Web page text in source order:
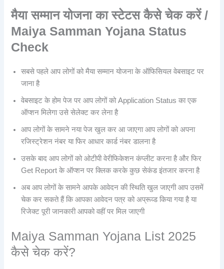
मैया सम्मान योजना का स्टेटस कैसे चेक करें /
Maiya Samman Yojana Status
Check
सबसे पहले आप लोगों को मैया सम्मान योजना के ऑफिसियल वेबसाइट पर
जाना है
वेबसाइट के होम पेज पर आप लोगों को Application Status का एक
ऑप्शन मिलेगा उसे सेलेक्ट कर लेना है
आप लोगों के सामने नया पेज खुल कर आ जाएगा आप लोगों को अपना
रजिस्ट्रेशन नंबर या फिर आधार कार्ड नंबर डालना है
उसके बाद आप लोगों को ओटीपी वेरीफिकेशन कंप्लीट करना है और फिर
Get Report के ऑप्शन पर क्लिक करके कुछ सेकंड इंतजार करना है
अब आप लोगों के सामने आपके आवेदन की स्थिति खुल जाएगी आप उसमें
चेक कर सकते हैं कि आपका आवेदन पत्र को अप्रूव्ड किया गया है या
रिजेक्ट पूरी जानकारी आपको वहीं पर मिल जाएगी
Maiya Samman Yojana List 2025
कैसे चेक करें?